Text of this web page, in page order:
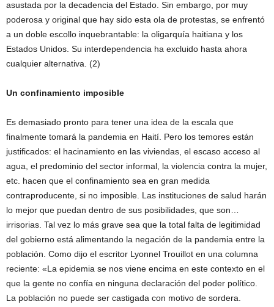
asustada por la decadencia del Estado. Sin embargo, por muy
poderosa y original que hay sido esta ola de protestas, se enfrentó
a un doble escollo inquebrantable: la oligarquía haitiana y los
Estados Unidos. Su interdependencia ha excluido hasta ahora
cualquier alternativa. (2)
Un confinamiento imposible
Es demasiado pronto para tener una idea de la escala que
finalmente tomará la pandemia en Haití. Pero los temores están
justificados: el hacinamiento en las viviendas, el escaso acceso al
agua, el predominio del sector informal, la violencia contra la mujer,
etc. hacen que el confinamiento sea en gran medida
contraproducente, si no imposible. Las instituciones de salud harán
lo mejor que puedan dentro de sus posibilidades, que son…
irrisorias. Tal vez lo más grave sea que la total falta de legitimidad
del gobierno está alimentando la negación de la pandemia entre la
población. Como dijo el escritor Lyonnel Trouillot en una columna
reciente: «La epidemia se nos viene encima en este contexto en el
que la gente no confía en ninguna declaración del poder político.
La población no puede ser castigada con motivo de sordera.